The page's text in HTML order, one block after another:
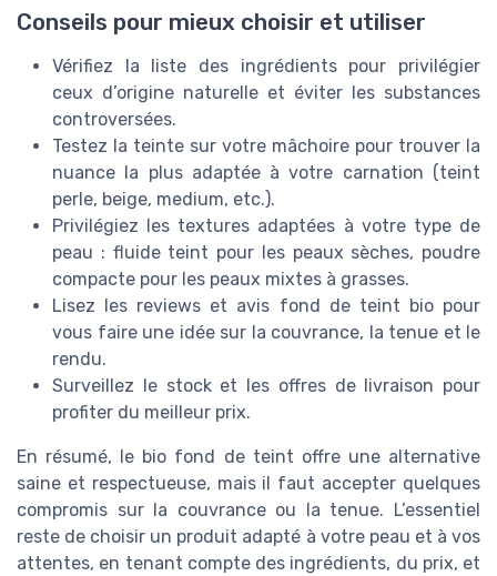
Conseils pour mieux choisir et utiliser
Vérifiez la liste des ingrédients pour privilégier
ceux d’origine naturelle et éviter les substances
controversées.
Testez la teinte sur votre mâchoire pour trouver la
nuance la plus adaptée à votre carnation (teint
perle, beige, medium, etc.).
Privilégiez les textures adaptées à votre type de
peau : fluide teint pour les peaux sèches, poudre
compacte pour les peaux mixtes à grasses.
Lisez les reviews et avis fond de teint bio pour
vous faire une idée sur la couvrance, la tenue et le
rendu.
Surveillez le stock et les offres de livraison pour
profiter du meilleur prix.
En résumé, le bio fond de teint offre une alternative
saine et respectueuse, mais il faut accepter quelques
compromis sur la couvrance ou la tenue. L’essentiel
reste de choisir un produit adapté à votre peau et à vos
attentes, en tenant compte des ingrédients, du prix, et